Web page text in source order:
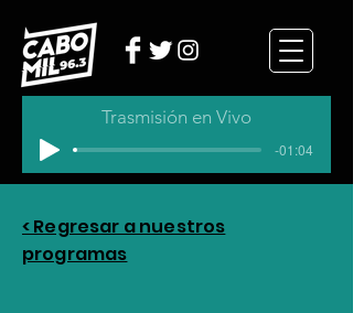
Trasmisión en Vivo
-01:04
< Regresar a nuestros
programas